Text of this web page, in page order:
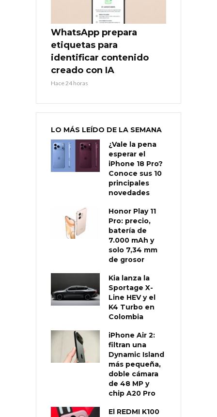
WhatsApp prepara
etiquetas para
identificar contenido
creado con IA
Hace 24 horas
LO MÁS LEÍDO DE LA SEMANA
¿Vale la pena
esperar el
iPhone 18 Pro?
Conoce sus 10
principales
novedades
Honor Play 11
Pro: precio,
batería de
7.000 mAh y
solo 7,34 mm
de grosor
Kia lanza la
Sportage X-
Line HEV y el
K4 Turbo en
Colombia
iPhone Air 2:
filtran una
Dynamic Island
más pequeña,
doble cámara
de 48 MP y
chip A20 Pro
El REDMI K100